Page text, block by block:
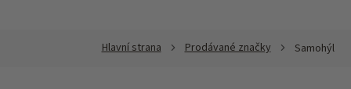
Prodávané značky Samohýl